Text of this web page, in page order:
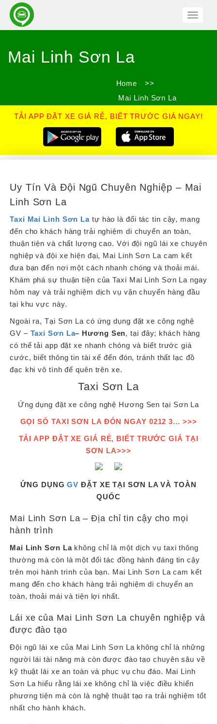
Toggle
Mai Linh Sơn La
Home
>>
Mai Linh Sơn La
TẢI APP ĐẶT XE GIÁ RẺ, BIẾT TRƯỚC GIÁ NGAY!
Uy Tín Và Đội Ngũ Chuyên Nghiệp – Mai
Linh Sơn La
Taxi Mai Linh Sơn La tự hào là đối tác tin cậy, mang
đến cho khách hàng trải nghiệm di chuyển an toàn,
thuận tiện và chất lượng cao. Với đội ngũ lái xe chuyên
nghiệp và đội xe hiện đại, Mai Linh Sơn La cam kết
đưa bạn đến nơi một cách nhanh chóng và thoải mái.
Khám phá sự thuận tiện của Taxi Mai Linh Sơn La ngay
hôm nay và trải nghiệm dịch vụ vận chuyển hàng đầu
tại khu vực này.
Ngoài ra, Tại Sơn La có ứng dụng đặt xe công nghệ
GV – Taxi Sơn La– Hương Sen, tại đây; khách hàng
có thể tải app đặt xe nhanh chóng và biết trước giá
cước, biết thông tin tài xế đến đón, tránh thất lạc đồ
đạc khi vô tình để quên trên xe.
Taxi Sơn La
Ứng dụng đặt xe công nghệ Hương Sen tại Sơn La
GỌI SỐ TAXI SƠN LA ĐÓN NGAY 0212 3... >>>
TẢI APP ĐẶT XE GIÁ RẺ, BIẾT TRƯỚC GIÁ TẠI
SƠN LA>>>
ỨNG DỤNGGV ĐẶT XE TẠI SƠN LA VÀ TOÀN
QUỐC
Mai Linh Sơn La – Địa chỉ tin cậy cho mọi
hành trình
Mai Linh Sơn Lakhông chỉ là một dịch vụ taxi thông
thường mà còn là một đối tác đồng hành đáng tin cậy
trên mọi hành trình của bạn. Mai Linh Sơn La cam kết
mang đến cho khách hàng trải nghiệm di chuyển an
toàn, thoải mái và tiện lợi nhất.
Lái xe của Mai Linh Sơn La chuyên nghiệp và
được đào tạo
Đội ngũ lái xe của Mai Linh Sơn La không chỉ là những
người lái tài năng mà còn được đào tạo chuyên sâu về
kỹ thuật lái xe an toàn và phục vụ chu đáo. Mai Linh
Sơn La hiểu rằng lái xe không chỉ là việc điều khiển
phương tiện mà còn là nghệ thuật tạo ra trải nghiệm tốt
nhất cho hành khách.